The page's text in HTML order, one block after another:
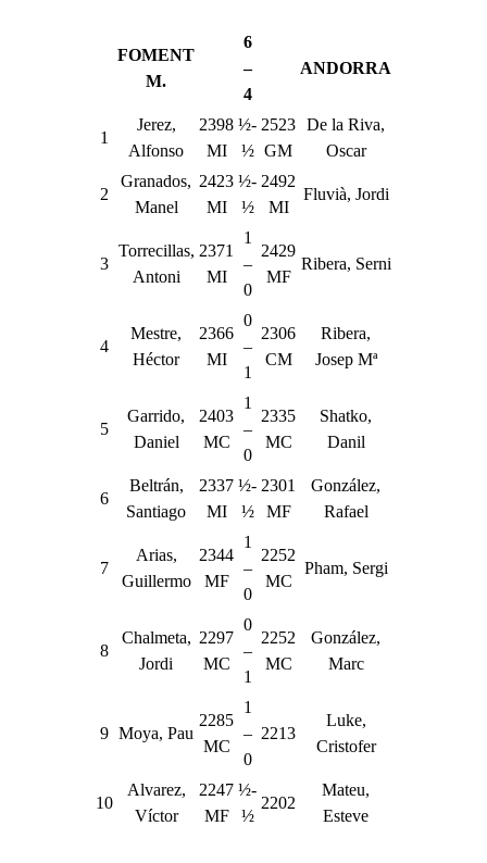
FOMENT
M.
6
–
4
ANDORRA
1
Jerez,
Alfonso
2398
MI
½-
½
2523
GM
De la Riva,
Oscar
2
Granados,
Manel
2423
MI
½-
½
2492
MI
Fluvià, Jordi
3
Torrecillas,
Antoni
2371
MI
1
–
0
2429
MF
Ribera, Serni
4
Mestre,
Héctor
2366
MI
0
–
1
2306
CM
Ribera,
Josep Mª
5
Garrido,
Daniel
2403
MC
1
–
0
2335
MC
Shatko,
Danil
6
Beltrán,
Santiago
2337
MI
½-
½
2301
MF
González,
Rafael
7
Arias,
Guillermo
2344
MF
1
–
0
2252
MC
Pham, Sergi
8
Chalmeta,
Jordi
2297
MC
0
–
1
2252
MC
González,
Marc
9 Moya, Pau
2285
MC
1
–
0
2213
Luke,
Cristofer
10
Alvarez,
Víctor
2247
MF
½-
½
2202
Mateu,
Esteve